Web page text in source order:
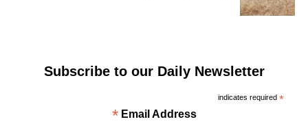
Subscribe to our Daily Newsletter
*
Email Address
*